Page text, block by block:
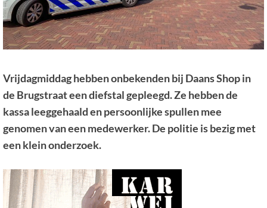
Vrijdagmiddag hebben onbekenden bij Daans Shop in
de Brugstraat een diefstal gepleegd. Ze hebben de
kassa leeggehaald en persoonlijke spullen mee
genomen van een medewerker. De politie is bezig met
een klein onderzoek.